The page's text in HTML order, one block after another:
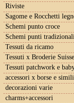
Riviste
Sagome e Rocchetti
Schemi punto croce
Schemi punti
Tessuti da ricamo
Tessuti x Broderie Suisse
Tessuti patchwork e
accessori x borse e simili
decorazioni varie
charms+accessori